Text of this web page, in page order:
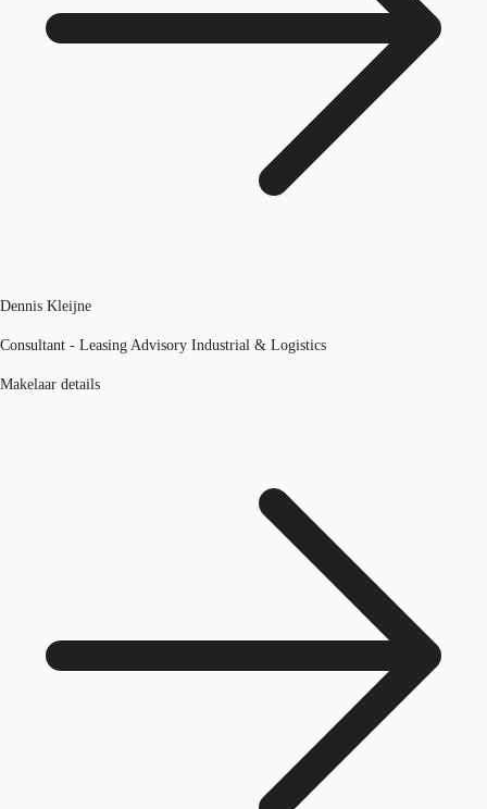
Dennis Kleijne
Consultant - Leasing Advisory Industrial & Logistics
Makelaar details